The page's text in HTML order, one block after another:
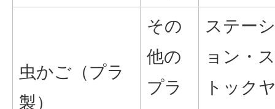
虫かご（プラ
製）
その
他の
プラ
ステーシ
ョン・ス
トック